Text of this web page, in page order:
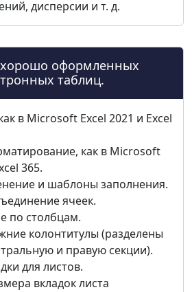
дисперсии и т. д.
оформленных
таблиц.
в Microsoft Excel 2021 и Excel
как в Microsoft
365.
и шаблоны заполнения.
ячеек.
по столбцам.
колонтитулы (разделены
и правую секции).
для листов.
вкладок листа